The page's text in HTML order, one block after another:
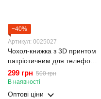
−40%
Артикул: 0025027
Чохол-книжка з 3D принтом
патріотичним для телефона
Realme C75 з екошкіри із
підставкою та магнітом
бордова gd2
299 грн 500 грн
В наявності
Оптові ціни